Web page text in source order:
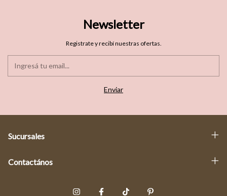
Newsletter
Registrate y recibí nuestras ofertas.
Sucursales
Contactános